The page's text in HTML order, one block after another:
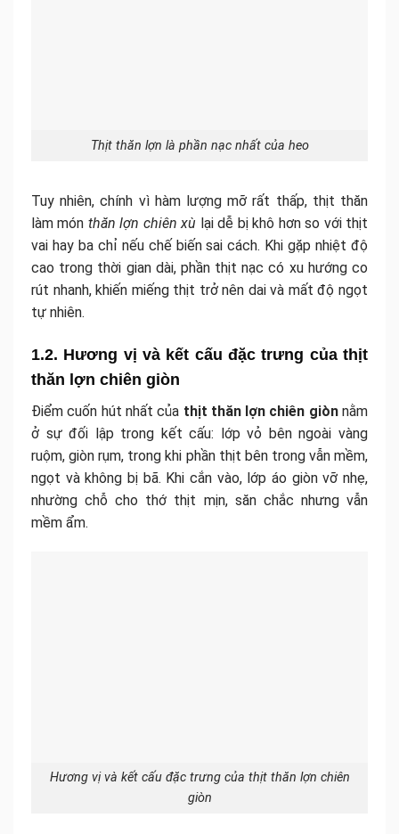
Thịt thăn lợn là phần nạc nhất của heo
Tuy nhiên, chính vì hàm lượng mỡ rất thấp, thịt thăn
làm món thăn lợn chiên xù lại dễ bị khô hơn so với thịt
vai hay ba chỉ nếu chế biến sai cách. Khi gặp nhiệt độ
cao trong thời gian dài, phần thịt nạc có xu hướng co
rút nhanh, khiến miếng thịt trở nên dai và mất độ ngọt
tự nhiên.
1.2. Hương vị và kết cấu đặc trưng của thịt
thăn lợn chiên giòn
Điểm cuốn hút nhất của thịt thăn lợn chiên giònnằm
ở sự đối lập trong kết cấu: lớp vỏ bên ngoài vàng
ruộm, giòn rụm, trong khi phần thịt bên trong vẫn mềm,
ngọt và không bị bã. Khi cắn vào, lớp áo giòn vỡ nhẹ,
nhường chỗ cho thớ thịt mịn, săn chắc nhưng vẫn
mềm ẩm.
Hương vị và kết cấu đặc trưng của thịt thăn lợn chiên
giòn